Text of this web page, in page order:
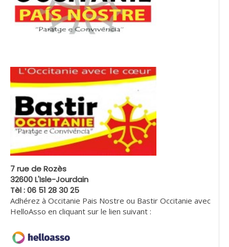
7 rue de Rozès
32600 L'Isle-Jourdain
Tèl : 06 51 28 30 25
Adhérez à Occitanie Pais Nostre ou Bastir Occitanie avec
HelloAsso en cliquant sur le lien suivant :